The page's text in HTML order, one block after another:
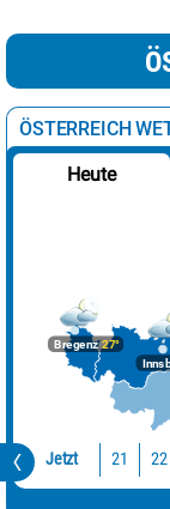
ÖSTERREICH
Heute
Bregenz27°
Jetzt 21 22